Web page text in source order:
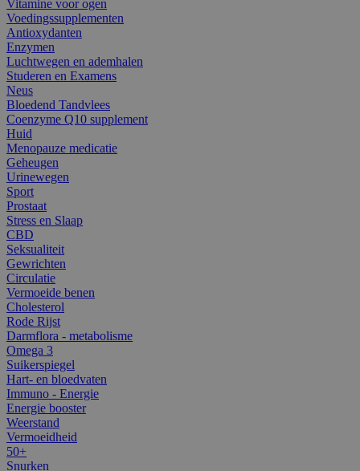
Vitamine voor ogen
Voedingssupplementen
Antioxydanten
Enzymen
Luchtwegen en ademhalen
Studeren en Examens
Neus
Bloedend Tandvlees
Coenzyme Q10 supplement
Huid
Menopauze medicatie
Geheugen
Urinewegen
Sport
Prostaat
Stress en Slaap
CBD
Seksualiteit
Gewrichten
Circulatie
Vermoeide benen
Cholesterol
Rode Rijst
Darmflora - metabolisme
Omega 3
Suikerspiegel
Hart- en bloedvaten
Immuno - Energie
Energie booster
Weerstand
Vermoeidheid
50+
Snurken